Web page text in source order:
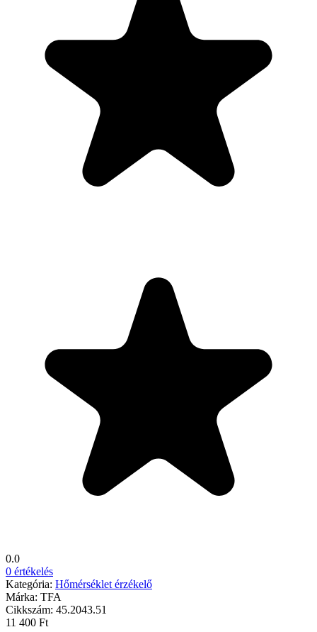
0.0
0 értékelés
Kategória: Hőmérséklet érzékelő
Márka: TFA
Cikkszám: 45.2043.51
11 400 Ft